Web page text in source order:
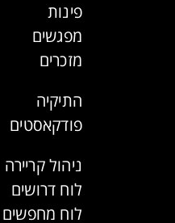
פינות
מפגשים
מזכרים
התיקיה
פודקאסטים
ניהול קריירה
לוח דרושים
לוח מחפשים